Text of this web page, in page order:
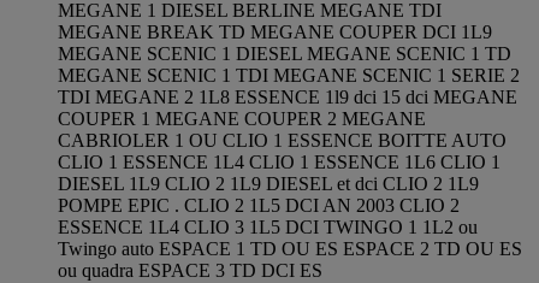
MEGANE 1 DIESEL BERLINE MEGANE TDI
MEGANE BREAK TD MEGANE COUPER DCI 1L9
MEGANE SCENIC 1 DIESEL MEGANE SCENIC 1 TD
MEGANE SCENIC 1 TDI MEGANE SCENIC 1 SERIE 2
TDI MEGANE 2 1L8 ESSENCE 1l9 dci 15 dci MEGANE
COUPER 1 MEGANE COUPER 2 MEGANE
CABRIOLER 1 OU CLIO 1 ESSENCE BOITTE AUTO
CLIO 1 ESSENCE 1L4 CLIO 1 ESSENCE 1L6 CLIO 1
DIESEL 1L9 CLIO 2 1L9 DIESEL et dci CLIO 2 1L9
POMPE EPIC . CLIO 2 1L5 DCI AN 2003 CLIO 2
ESSENCE 1L4 CLIO 3 1L5 DCI TWINGO 1 1L2 ou
Twingo auto ESPACE 1 TD OU ES ESPACE 2 TD OU ES
ou quadra ESPACE 3 TD DCI ES